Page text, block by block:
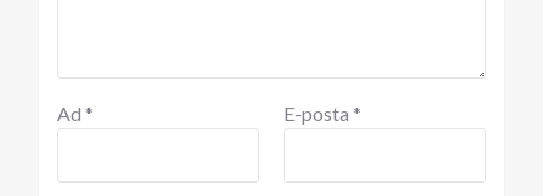
Ad * E-posta *